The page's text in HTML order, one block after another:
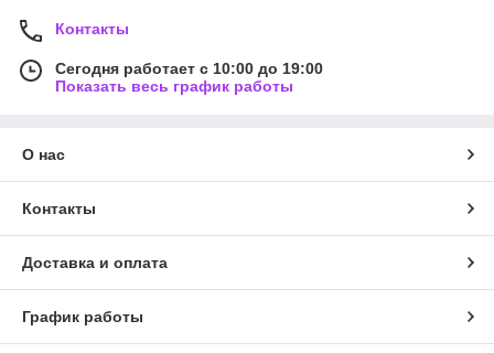
Контакты
Сегодня работает с 10:00 до 19:00
Показать весь график работы
О нас
Контакты
Доставка и оплата
График работы